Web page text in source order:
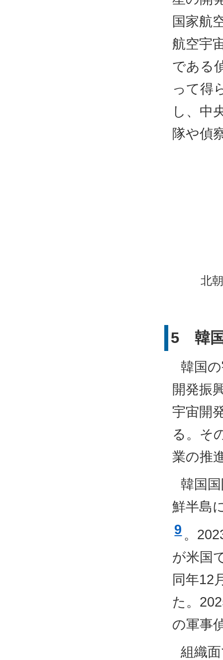
国家航
航空宇
である
って得
し、中
隊や偵
北
5 韓
韓国
開発振
宇宙開
る。そ
業の推
韓国
鮮半島
9 。
が米国
同年12
た。
の軍事
組織